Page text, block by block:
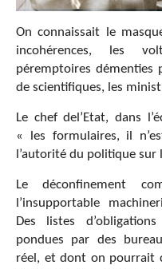
On connaissait le
incohérences, les
péremptoires démenties
de scientifiques, les
Le chef del’Etat, dans
« les formulaires, il
l’autorité du politique sur
Le déconfinement
l’insupportable
Des listes
pondues par des
réel, et dont on pourrait